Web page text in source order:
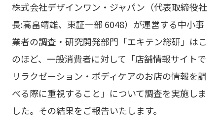
会社概要・アクセス
沿革
CSR
株式会社デザインワン・ジャパン（代表取締役社
長:高畠靖雄、東証一部 6048）が運営する中小事
業者の調査・研究開発部門「エキテン総研」はこ
のほど、一般消費者に対して「店舗情報サイトで
リラクゼーション・ボディケアのお店の情報を調
べる際に重視すること」について調査を実施しま
した。その結果をご報告いたします。